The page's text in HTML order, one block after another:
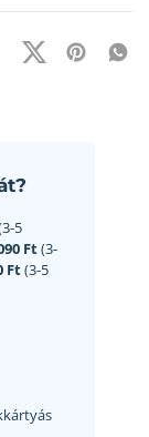
5
Ft(3-
Ft(3-5